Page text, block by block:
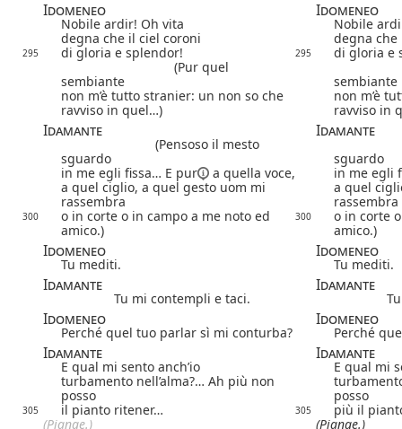
Idomeneo Idomeneo
Nobile ardir! Oh vita
Nobile
degna che il ciel coroni
degna
295 di gloria e splendor! 295
di gloria e
(Pur quel
sembiante
sembiante
non m’è tutto stranier: un non so che
non m’è
ravviso in quel…)
ravviso in
Idamante Idamante
(Pensoso il mesto
sguardo
sguardo
in me egli fissa… E pur a quella voce,
in me egli
a quel ciglio, a quel gesto uom mi
rassembra
a quel
rassembra
300
o in corte o in campo a me noto ed
amico.)
300
o in corte
amico.)
Idomeneo Idomeneo
Tu mediti. Tu mediti.
Idamante Idamante
Tu mi contempli e taci.
Idomeneo Idomeneo
Perché quel tuo parlar sì mi conturba? Perché
Idamante Idamante
E qual mi sento anch’io
E qual mi
turbamento nell’alma?… Ah più non
posso
posso
305 il pianto ritener… 305
più il
(Piange.)
(Piange.)